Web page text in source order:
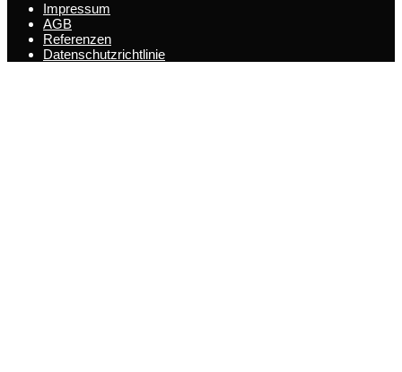
Impressum
AGB
Referenzen
Datenschutzrichtlinie